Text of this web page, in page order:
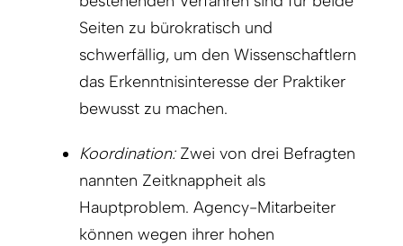
Seiten zu bürokratisch und
schwerfällig, um den Wissenschaftlern
das Erkenntnisinteresse der Praktiker
bewusst zu machen.
Koordination:Zwei von drei Befragten
nannten Zeitknappheit als
Hauptproblem. Agency-Mitarbeiter
können wegen ihrer hohen